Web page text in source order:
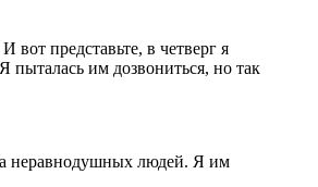
представьте, в четверг я
им дозвониться, но так
неравнодушных людей. Я им